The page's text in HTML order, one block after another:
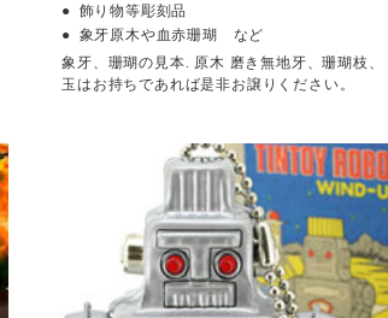
飾り物等彫刻品
象牙原木や血赤珊瑚 など
象牙、珊瑚の見本. 原木 磨き無地牙、珊瑚枝、
玉はお持ちであれば是非お譲りください。